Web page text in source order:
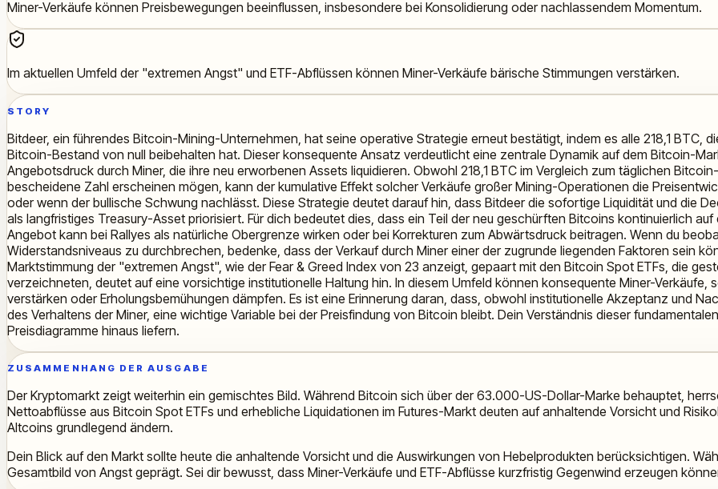
Miner-Verkäufe können Preisbewegungen beeinflussen, insbesondere bei Konsolidierung oder nachlassendem Momentum.
Im aktuellen Umfeld der "extremen Angst" und ETF-Abflüssen können Miner-Verkäufe bärische Stimmungen verstärken.
STORY
Bitdeer, ein führendes Bitcoin-Mining-Unternehmen, hat seine operative Strategie erneut bestätigt, indem es alle 218,1 BTC,
Bitcoin-Bestand von null beibehalten hat. Dieser konsequente Ansatz verdeutlicht eine zentrale Dynamik auf dem Bitcoin-
Angebotsdruck durch Miner, die ihre neu erworbenen Assets liquidieren. Obwohl 218,1 BTC im Vergleich zum täglichen
bescheidene Zahl erscheinen mögen, kann der kumulative Effekt solcher Verkäufe großer Mining-Operationen die
oder wenn der bullische Schwung nachlässt. Diese Strategie deutet darauf hin, dass Bitdeer die sofortige Liquidität und die
als langfristiges Treasury-Asset priorisiert. Für dich bedeutet dies, dass ein Teil der neu geschürften Bitcoins kontinuierlich
Angebot kann bei Rallyes als natürliche Obergrenze wirken oder bei Korrekturen zum Abwärtsdruck beitragen. Wenn du
Widerstandsniveaus zu durchbrechen, bedenke, dass der Verkauf durch Miner einer der zugrunde liegenden Faktoren sein
Marktstimmung der "extremen Angst", wie der Fear & Greed Index von 23 anzeigt, gepaart mit den Bitcoin Spot ETFs, die
verzeichneten, deutet auf eine vorsichtige institutionelle Haltung hin. In diesem Umfeld können konsequente Miner-
verstärken oder Erholungsbemühungen dämpfen. Es ist eine Erinnerung daran, dass, obwohl institutionelle Akzeptanz und
des Verhaltens der Miner, eine wichtige Variable bei der Preisfindung von Bitcoin bleibt. Dein Verständnis dieser
Preisdiagramme hinaus liefern.
ZUSAMMENHANG DER AUSGABE
Der Kryptomarkt zeigt weiterhin ein gemischtes Bild. Während Bitcoin sich über der 63.000-US-Dollar-Marke behauptet,
Nettoabflüsse aus Bitcoin Spot ETFs und erhebliche Liquidationen im Futures-Markt deuten auf anhaltende Vorsicht und
Altcoins grundlegend ändern.
Dein Blick auf den Markt sollte heute die anhaltende Vorsicht und die Auswirkungen von Hebelprodukten berücksichtigen.
Gesamtbild von Angst geprägt. Sei dir bewusst, dass Miner-Verkäufe und ETF-Abflüsse kurzfristig Gegenwind erzeugen